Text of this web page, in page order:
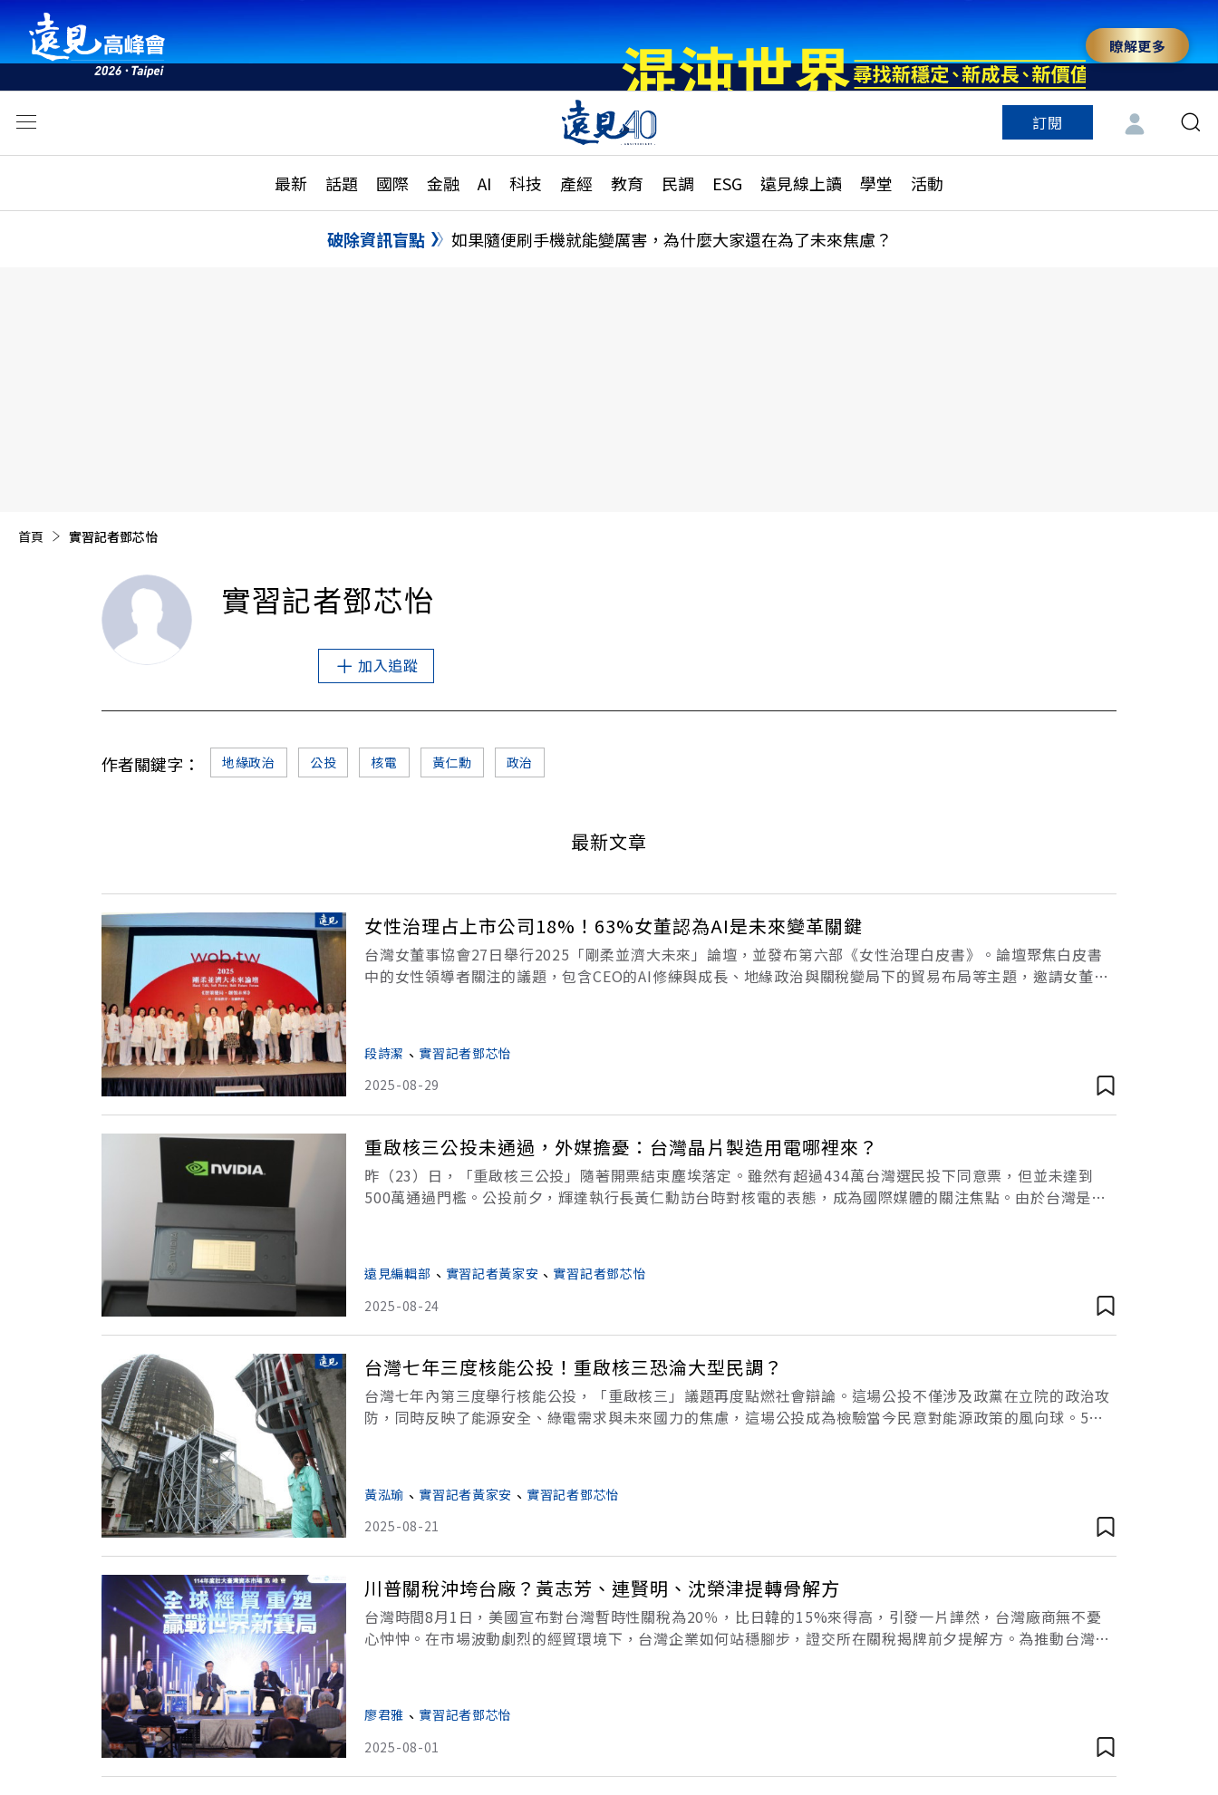
瞭解更多
訂閱
最新 話題 國際 金融 AI 科技 產經 教育 民調 ESG 遠見線上讀 學堂 活動
活動
話題
國際
特輯
大學升學、職涯攻略
縣市施政調查全解析
更多訂閱方案
特色頻道
破除資訊盲點 如果隨便刷手機就能變厲害，為什麼大家還在為了未來焦慮？
首頁 目前頁面：
實習記者鄧芯怡
實習記者鄧芯怡
加入追蹤
作者關鍵字： 地緣政治 公投 核電 黃仁勳 政治
最新文章
女性治理占上市公司18%！63%女董認為AI是未來變革關鍵
台灣女董事協會27日舉行2025「剛柔並濟大未來」論壇，並發布第六部《女性治理白皮書》。論壇聚焦白皮書
中的女性領導者關注的議題，包含CEO的AI修練與成長、地緣政治與關稅變局下的貿易布局等主題，邀請女董事
段詩潔 、 實習記者鄧芯怡
2025-08-29
重啟核三公投未通過，外媒擔憂：台灣晶片製造用電哪裡來？
昨（23）日，「重啟核三公投」隨著開票結束塵埃落定。雖然有超過434萬台灣選民投下同意票，但並未達到
500萬通過門檻。公投前夕，輝達執行長黃仁勳訪台時對核電的表態，成為國際媒體的關注焦點。由於台灣是全
遠見編輯部 、 實習記者黃家安 、 實習記者鄧芯怡
2025-08-24
台灣七年三度核能公投！重啟核三恐淪大型民調？
台灣七年內第三度舉行核能公投，「重啟核三」議題再度點燃社會辯論。這場公投不僅涉及政黨在立院的政治攻
防，同時反映了能源安全、綠電需求與未來國力的焦慮，這場公投成為檢驗當今民意對能源政策的風向球。5月
黃泓瑜 、 實習記者黃家安 、 實習記者鄧芯怡
2025-08-21
川普關稅沖垮台廠？黃志芳、連賢明、沈榮津提轉骨解方
台灣時間8月1日，美國宣布對台灣暫時性關稅為20％，比日韓的15%來得高，引發一片譁然，台灣廠商無不憂
心忡忡。在市場波動劇烈的經貿環境下，台灣企業如何站穩腳步，證交所在關稅揭牌前夕提解方。為推動台灣資
廖君雅 、 實習記者鄧芯怡
2025-08-01